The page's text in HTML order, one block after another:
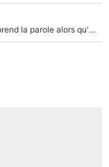
Ferran Torres a dit oui au PSG : Le FC Barcelone prend la parole alors qu'un transfert de l'attaquant espagnol prend forme